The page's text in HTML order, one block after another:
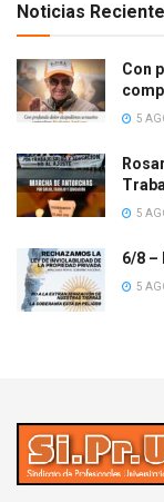
Noticias
Con
5
5
6/8 –
5